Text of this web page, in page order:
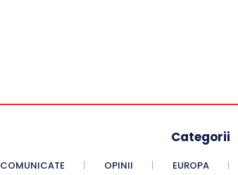
Categorii
COMUNICATE OPINII EUROPA